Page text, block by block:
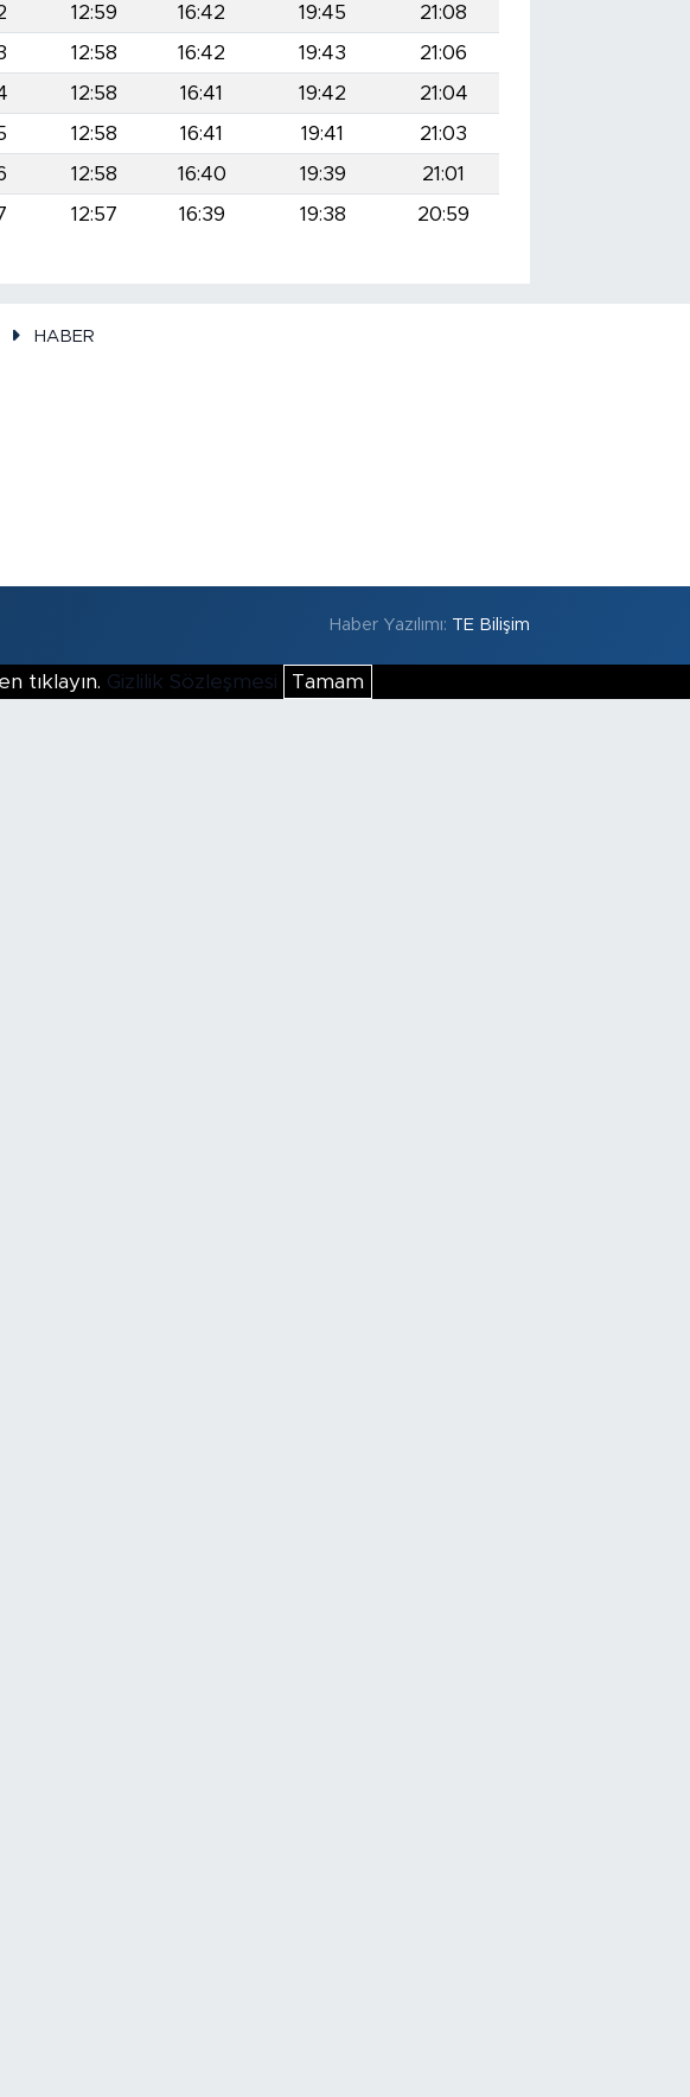
12:59 16:42 19:45
21:08
12:58 16:42 19:43
21:06
12:58 16:41 19:42
21:04
12:58 16:41 19:41
21:03
12:58 16:40 19:39
21:01
12:57 16:39 19:38 20:59
HABER
Haber Yazılımı: TE Bilişim
tıklayın. Gizlilik Sözleşmesi Tamam